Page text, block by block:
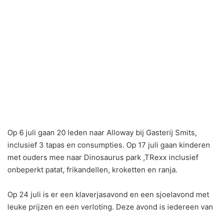
Op 6 juli gaan 20 leden naar Alloway bij Gasterij Smits,
inclusief 3 tapas en consumpties. Op 17 juli gaan kinderen
met ouders mee naar Dinosaurus park ,TRexx inclusief
onbeperkt patat, frikandellen, kroketten en ranja.
Op 24 juli is er een klaverjasavond en een sjoelavond met
leuke prijzen en een verloting. Deze avond is iedereen van